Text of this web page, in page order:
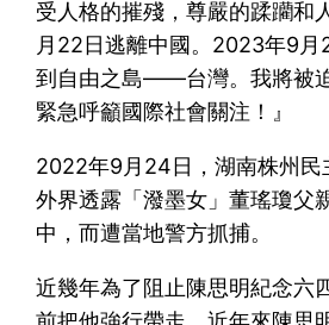
受人格的摧殘，尊嚴的蹂躪和
月22日逃離中國。2023年9月
到自由之島——台灣。我將被
緊急呼籲國際社會關注！』
2022年9月24日，湖南株州民
外界透露「潑墨女」董瑤瓊父
中，而遭當地警方抓捕。
近幾年為了阻止陳思明紀念六